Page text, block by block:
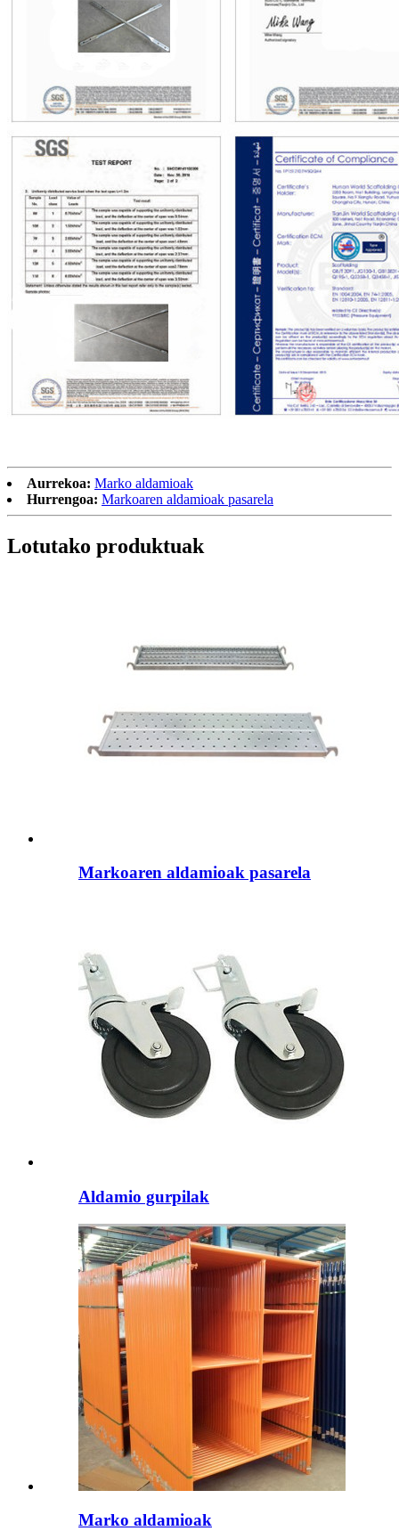
Aurrekoa: Marko aldamioak
Hurrengoa: Markoaren aldamioak pasarela
Lotutako produktuak
Markoaren aldamioak pasarela
Aldamio gurpilak
Marko aldamioak